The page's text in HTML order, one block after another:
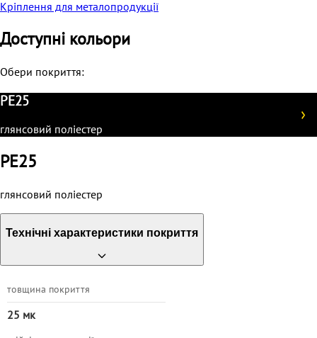
Кріплення для металопродукції
Доступні кольори
Обери покриття:
PE25
глянсовий поліестер
PE25
глянсовий поліестер
Технічні характеристики покриття
товщина покриття
25 мк